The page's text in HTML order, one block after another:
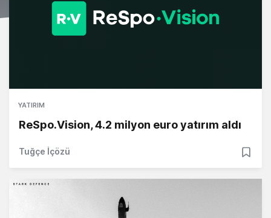
YATIRIM
ReSpo.Vision, 4.2 milyon euro yatırım aldı
Tuğçe İçözü